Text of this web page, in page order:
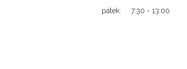
pátek: 7:30 - 13:00